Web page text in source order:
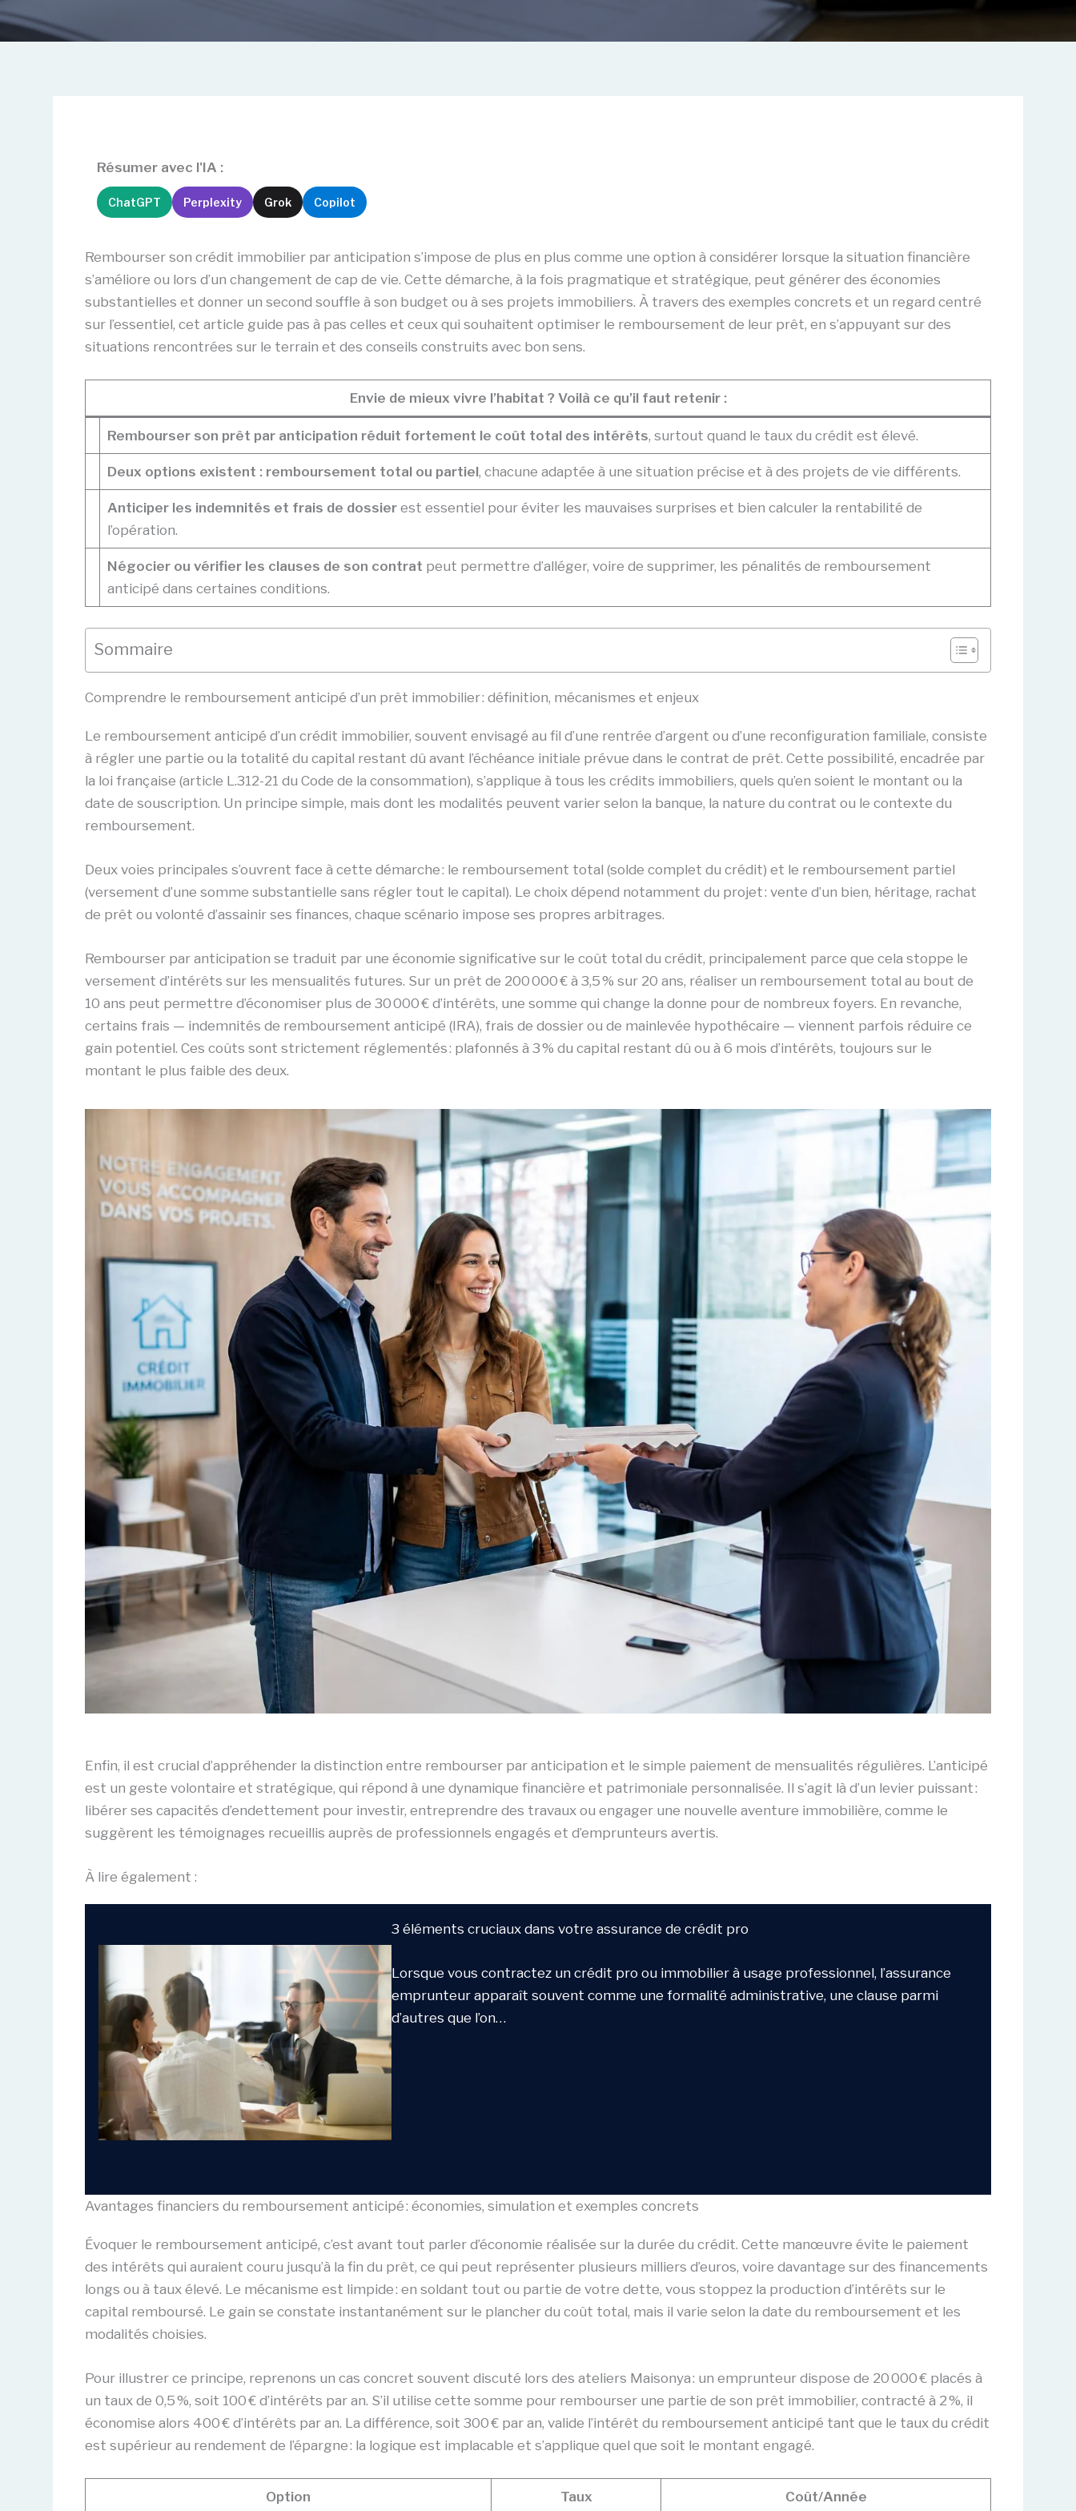
Résumer avec l'IA :
ChatGPT Perplexity Grok Copilot
Rembourser son crédit immobilier par anticipation s’impose de plus en plus comme une option à considérer lorsque la situation financière
s’améliore ou lors d’un changement de cap de vie. Cette démarche, à la fois pragmatique et stratégique, peut générer des économies
substantielles et donner un second souffle à son budget ou à ses projets immobiliers. À travers des exemples concrets et un regard centré
sur l’essentiel, cet article guide pas à pas celles et ceux qui souhaitent optimiser le remboursement de leur prêt, en s’appuyant sur des
situations rencontrées sur le terrain et des conseils construits avec bon sens.
Envie de mieux vivre l’habitat ? Voilà ce qu’il faut retenir :
Rembourser son prêt par anticipation réduit fortement le coût total des intérêts, surtout quand le taux du crédit est élevé.
Deux options existent : remboursement total ou partiel, chacune adaptée à une situation précise et à des projets de vie différents.
Anticiper les indemnités et frais de dossierest essentiel pour éviter les mauvaises surprises et bien calculer la rentabilité de
l’opération.
Négocier ou vérifier les clauses de son contrat peut permettre d’alléger, voire de supprimer, les pénalités de remboursement
anticipé dans certaines conditions.
Sommaire
Comprendre le remboursement anticipé d’un prêt immobilier : définition, mécanismes et enjeux
Le remboursement anticipé d’un crédit immobilier, souvent envisagé au fil d’une rentrée d’argent ou d’une reconfiguration familiale, consiste
à régler une partie ou la totalité du capital restant dû avant l’échéance initiale prévue dans le contrat de prêt. Cette possibilité, encadrée par
la loi française (article L.312-21 du Code de la consommation), s’applique à tous les crédits immobiliers, quels qu’en soient le montant ou la
date de souscription. Un principe simple, mais dont les modalités peuvent varier selon la banque, la nature du contrat ou le contexte du
remboursement.
Deux voies principales s’ouvrent face à cette démarche : le remboursement total (solde complet du crédit) et le remboursement partiel
(versement d’une somme substantielle sans régler tout le capital). Le choix dépend notamment du projet : vente d’un bien, héritage, rachat
de prêt ou volonté d’assainir ses finances, chaque scénario impose ses propres arbitrages.
Rembourser par anticipation se traduit par une économie significative sur le coût total du crédit, principalement parce que cela stoppe le
versement d’intérêts sur les mensualités futures. Sur un prêt de 200 000 € à 3,5 % sur 20 ans, réaliser un remboursement total au bout de
10 ans peut permettre d’économiser plus de 30 000 € d’intérêts, une somme qui change la donne pour de nombreux foyers. En revanche,
certains frais — indemnités de remboursement anticipé (IRA), frais de dossier ou de mainlevée hypothécaire — viennent parfois réduire ce
gain potentiel. Ces coûts sont strictement réglementés : plafonnés à 3 % du capital restant dû ou à 6 mois d’intérêts, toujours sur le
montant le plus faible des deux.
Enfin, il est crucial d’appréhender la distinction entre rembourser par anticipation et le simple paiement de mensualités régulières. L’anticipé
est un geste volontaire et stratégique, qui répond à une dynamique financière et patrimoniale personnalisée. Il s’agit là d’un levier puissant :
libérer ses capacités d’endettement pour investir, entreprendre des travaux ou engager une nouvelle aventure immobilière, comme le
suggèrent les témoignages recueillis auprès de professionnels engagés et d’emprunteurs avertis.
À lire également :
3 éléments cruciaux dans votre assurance de crédit pro
Lorsque vous contractez un crédit pro ou immobilier à usage professionnel, l’assurance
emprunteur apparaît souvent comme une formalité administrative, une clause parmi
d’autres que l’on…
Avantages financiers du remboursement anticipé : économies, simulation et exemples concrets
Évoquer le remboursement anticipé, c’est avant tout parler d’économie réalisée sur la durée du crédit. Cette manœuvre évite le paiement
des intérêts qui auraient couru jusqu’à la fin du prêt, ce qui peut représenter plusieurs milliers d’euros, voire davantage sur des financements
longs ou à taux élevé. Le mécanisme est limpide : en soldant tout ou partie de votre dette, vous stoppez la production d’intérêts sur le
capital remboursé. Le gain se constate instantanément sur le plancher du coût total, mais il varie selon la date du remboursement et les
modalités choisies.
Pour illustrer ce principe, reprenons un cas concret souvent discuté lors des ateliers Maisonya : un emprunteur dispose de 20 000 € placés à
un taux de 0,5 %, soit 100 € d’intérêts par an. S’il utilise cette somme pour rembourser une partie de son prêt immobilier, contracté à 2 %, il
économise alors 400 € d’intérêts par an. La différence, soit 300 € par an, valide l’intérêt du remboursement anticipé tant que le taux du crédit
est supérieur au rendement de l’épargne : la logique est implacable et s’applique quel que soit le montant engagé.
Option Taux Coût/Année